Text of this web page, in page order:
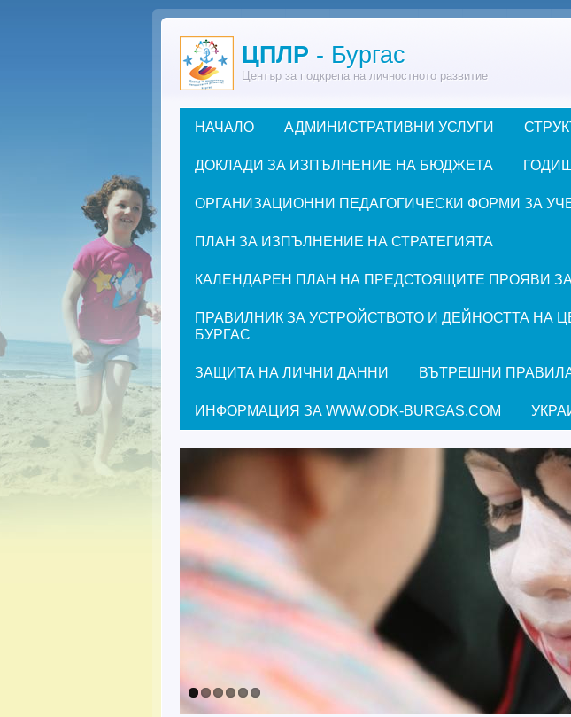
Премини към основното съдържание
ЦПЛР - Бургас
Център за подкрепа на личностното развитие
Основно меню
НАЧАЛО АДМИНИСТРАТИВНИ УСЛУГИ
ДОКЛАДИ ЗА ИЗПЪЛНЕНИЕ НА БЮДЖЕТА
ОРГАНИЗАЦИОННИ ПЕДАГОГИЧЕСКИ ФОРМИ ЗА
ПЛАН ЗА ИЗПЪЛНЕНИЕ НА СТРАТЕГИЯТА
КАЛЕНДАРЕН ПЛАН НА ПРЕДСТОЯЩИТЕ ПРОЯВИ ЗА
ПРАВИЛНИК ЗА УСТРОЙСТВОТО И ДЕЙНОСТТА НА
БУРГАС
ЗАЩИТА НА ЛИЧНИ ДАННИ ВЪТРЕШНИ
ИНФОРМАЦИЯ ЗА WWW.ODK-BURGAS.COM